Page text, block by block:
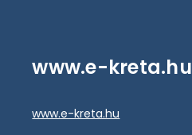
www.e-kreta.hu
www.e-kreta.hu